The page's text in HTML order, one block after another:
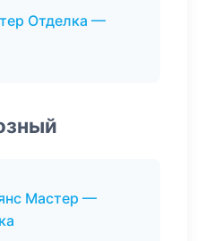
Отделка —
Мастер —